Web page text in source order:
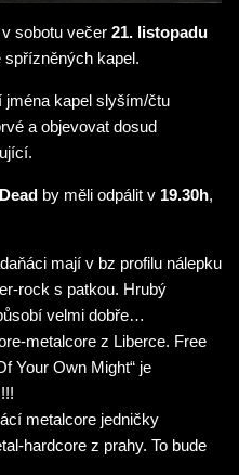
sobotu večer 21. listopadu
kapel.
kapel slyším/čtu
a objevovat dosud
by měli odpálit v 19.30h,
mají v bz profilu nálepku
rock s patkou. Hrubý
velmi dobře…
metalcore z Liberce. Free
Your Own Might“ je
metalcore jedničky
hardcore z prahy. To bude